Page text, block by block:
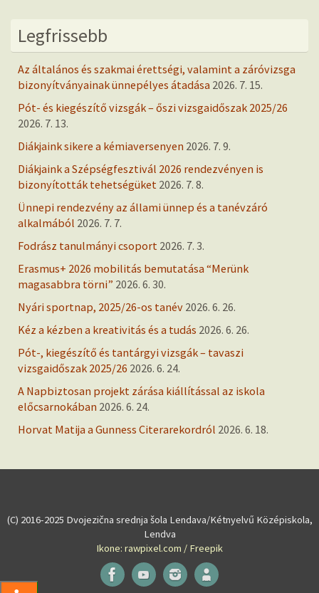
Legfrissebb
Az általános és szakmai érettségi, valamint a záróvizsga
bizonyítványainak ünnepélyes átadása 2026. 7. 15.
Pót- és kiegészítő vizsgák – őszi vizsgaidőszak 2025/26
2026. 7. 13.
Diákjaink sikere a kémiaversenyen 2026. 7. 9.
Diákjaink a Szépségfesztivál 2026 rendezvényen is
bizonyították tehetségüket 2026. 7. 8.
Ünnepi rendezvény az állami ünnep és a tanévzáró
alkalmából 2026. 7. 7.
Fodrász tanulmányi csoport 2026. 7. 3.
Erasmus+ 2026 mobilitás bemutatása “Merünk
magasabbra törni” 2026. 6. 30.
Nyári sportnap, 2025/26-os tanév 2026. 6. 26.
Kéz a kézben a kreativitás és a tudás 2026. 6. 26.
Pót-, kiegészítő és tantárgyi vizsgák – tavaszi
vizsgaidőszak 2025/26 2026. 6. 24.
A Napbiztosan projekt zárása kiállítással az iskola
előcsarnokában 2026. 6. 24.
Horvat Matija a Gunness Citerarekordról 2026. 6. 18.
(C) 2016-2025 Dvojezična srednja šola Lendava/Kétnyelvű Középiskola,
Lendva
Ikone: rawpixel.com / Freepik